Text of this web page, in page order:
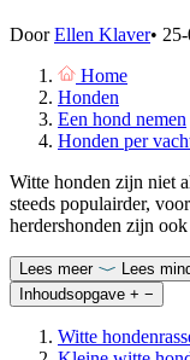
DoorEllen Klaver•
Home
Honden
Een hond nemen
Honden per
Witte honden zijn niet
steeds populairder,
herdershonden zijn
Lees meer
Lees
Inhoudsopgave + −
Witte